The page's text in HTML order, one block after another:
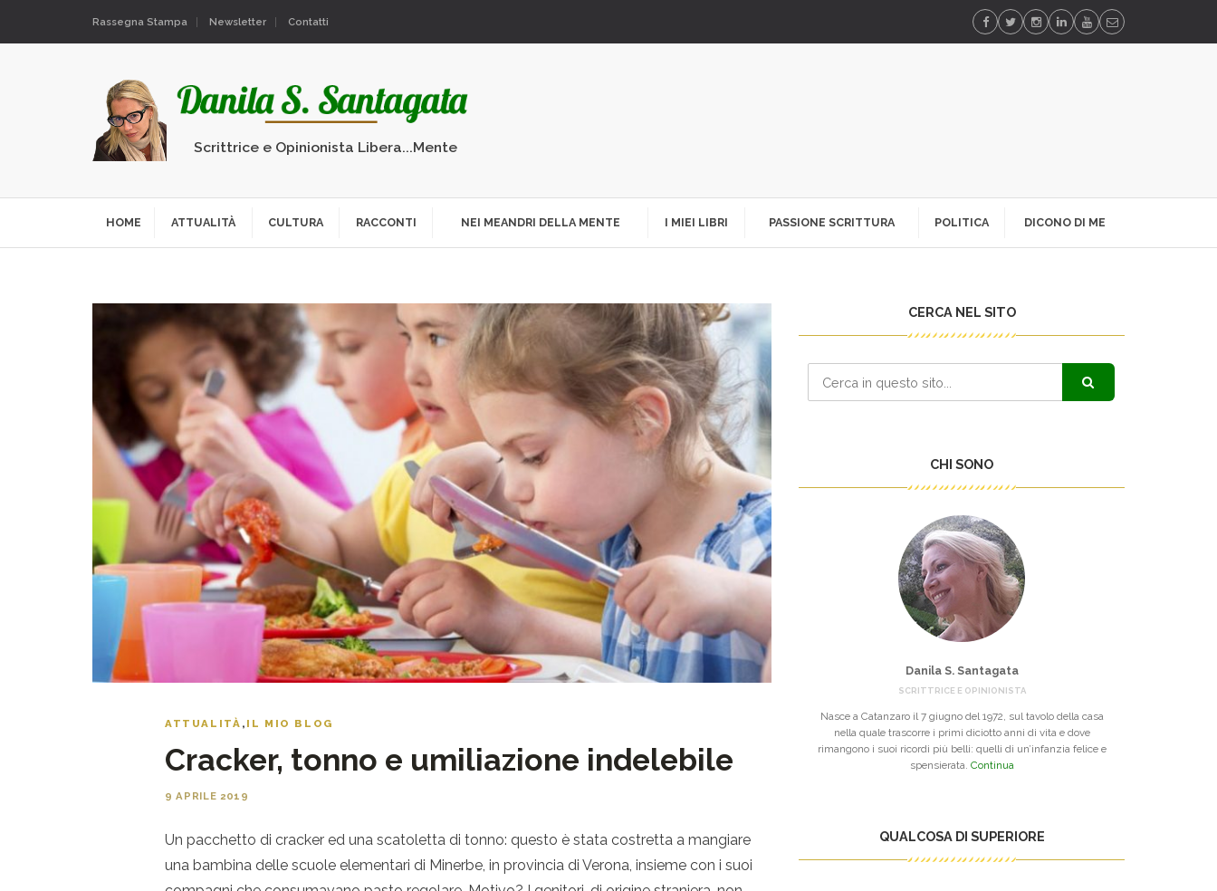
Rassegna Stampa Newsletter Contatti
Scrittrice e Opinionista Libera...Mente
HOME ATTUALITÀ CULTURA RACCONTI NEI MEANDRI DELLA MENTE I MIEI LIBRI PASSIONE SCRITTURA POLITICA DICONO DI ME
ATTUALITÀ , IL MIO BLOG
Cracker, tonno e umiliazione indelebile
9 APRILE 2019
Un pacchetto di cracker ed una scatoletta di tonno: questo è stata costretta a mangiare
una bambina delle scuole elementari di Minerbe, in provincia di Verona, insieme con i suoi
CERCA NEL SITO
CHI SONO
Danila S. Santagata
SCRITTRICE E OPINIONISTA
Nasce a Catanzaro il 7 giugno del 1972, sul tavolo della casa
nella quale trascorre i primi diciotto anni di vita e dove
rimangono i suoi ricordi più belli: quelli di un’infanzia felice e
spensierata. Continua
QUALCOSA DI SUPERIORE